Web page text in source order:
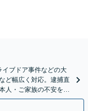
イブドア事件などの大
ど幅広く対応。逮捕直
人・ご家族の不安を最
可能】